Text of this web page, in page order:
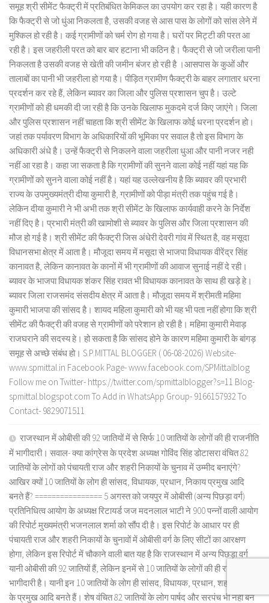
समूह श्री सीमेंट फैक्ट्री में प्रतिबंधित केमिकल का उपयोग कर रहा है। यही कारण है
कि फैक्ट्री से जो धुंआ निकलता है, उसकी वजह से आस पास के लोगों को सांस लेने में
मुश्किल हो रही है। कई ग्रामीणों को चर्म रोग हो गया है। घरों पर मिट्टी की परत आ
रही है। इस जहरीली परत को बार बार हटाना भी कठिन है। फैक्ट्री से जो जरीला पानी
निकलता है उसकी वजह से खेती की जमीन बंजर हो रही है ।आसपास के कुओं और
तालाबों का पानी भी जहरीला हो गया है। पीड़ित ग्रामीण फैक्ट्री के बाहर लगातार धरना
प्रदर्शन कर रहे हैं, लेकिन ब्यावर का जिला और पुलिस प्रशासन चुप है। उल्टे
ग्रामीणों को ही धमकी दी जा रही है कि उनके खिलाफ मुकदमे दर्ज किए जाएंगे। जिला
और पुलिस प्रशासन नहीं चाहता कि श्री सीमेंट के खिलाफ कोई धरना प्रदर्शन हो।
जहां तक पर्यावरण विभाग के अधिकारियों की भूमिका पर सवाल है तो इस विभाग के
अधिकारी अंधे है। उन्हें फैक्ट्री से निकलने वाला जहरीला धुआ और पानी नजर नही
नहीं आ रहा है। कहा जा सकता है कि ग्रामीणों की सुनने वाला कोई नहीं यहां यह कि
ग्रामीणों को सुनने वाला कोई नहीं है। यहां यह उल्लेखनीय है कि ब्यावर की प्रभारी
राज्य के उपमुख्यमंत्री दीया कुमारी है, ग्रामीणों को पीड़ा मंत्री तक पहुंच गई है।
लेकिन दीया कुमारी ने भी अभी तक श्री सीमेंट के खिलाफ कार्यवाही करने के निर्देश
नहीं दिए है। प्रभारी मंत्री की खामोशी से ब्यावर के पुलिस और जिला प्रशासन की
मौज हो गई है। श्री सीमेंट की फैक्ट्री जिस अंधेरी देवरी गांव में स्थित है, वह मसूदा
विधानसभा क्षेत्र में आता है। मौजूदा समय में मसूदा से भाजपा विधायक वीरेंद्र सिंह
कानावत है, लेकिन कानावत के कानों में भी ग्रामीणों की आवाज सुनाई नहीं दे रही।
ब्यावर के भाजपा विधायक शंकर सिंह रावत भी विधायक कानावत के साथ ही खड़े हे।
ब्यावर जिला राजसमंद संसदीय क्षेत्र में आता है। मौजूदा समय में श्रीमती महिमा
कुमारी भाजपा की सांसद है। शायद महिला कुमारी को भी यह भी पता नहीं होगा कि श्री
सीमेंट की फैक्ट्री की वजह से ग्रामीणों को परेशान हो रही है। महिमा कुमारी मेवाड़
राजघराने की सदस्य हे। हो सकता है कि सांसद होने के कारण महिमा कुमारी के बांगड़
समूह से अच्छे संबंध हो। S.P.MITTAL BLOGGER ( 06-08-2026) Website-
www.spmittal.in Facebook Page- www.facebook.com/SPMittalblog
Follow me on Twitter- https://twitter.com/spmittalblogger?s=11 Blog-
spmittal.blogspot.com To Add in WhatsApp Group- 9166157932 To
Contact- 9829071511
राजस्थान में ओबीसी की 92 जातियों में से सिर्फ 10 जातियों के लोगों की ही राजनीति
में भागीदारी। सवाल- क्या कांग्रेस के प्रदेश अध्यक्ष गोविंद सिंह डोटासरा वंचित 82
जातियों के लोगों को पंचायती राज और शहरी निकायों के चुनाव में उम्मीद बनाएंगे?
आखिर क्यों 10 जातियों के लोग ही सांसद, विधायक, प्रधान, निकाय प्रमुख आदि
बनते हैं? ================ 5 अगस्त को जयपुर में ओबीसी (अन्य पिछड़ा वर्ग)
प्रतिनिधित्व आयोग के अध्यक्ष रिटायर्ड जज मदनलाल भाटी ने 900 पन्नों वाली आयोग
की रिपोर्ट मुख्यमंत्री भजनलाल शर्मा को सौंप दी है। इस रिपोर्ट के आधार पर ही
पंचायती राज और शहरी निकायों के चुनावों में ओबीसी वर्ग के लिए सीटों का आरक्षण
होगा, लेकिन इस रिपोर्ट में चौकाने वाली बात यह है कि राजस्थान में अन्य पिछड़ा वर्ग
यानी ओबीसी की 92 जातियों हैं, लेकिन इनमें से 10 जातियों के लोगों की ही राजनीति में
भागीदारी है। यानी इन 10 जातियों के लोग ही सांसद, विधायक, प्रधान, शहरी निकायों
के प्रमुख आदि बनते हैं। शेष वंचित 82 जातियों के लोग पार्षद और सरपंच भी नहीं बन